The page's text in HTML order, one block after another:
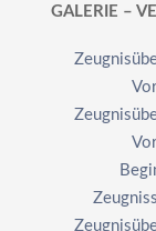
GALERIE –